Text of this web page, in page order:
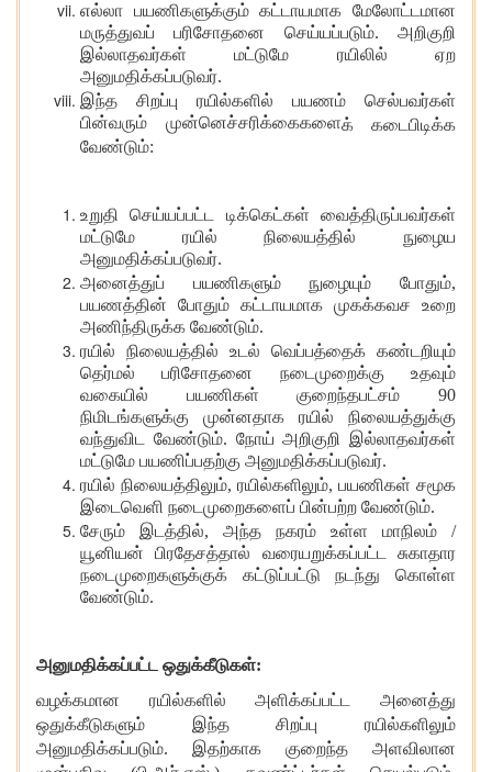
எல்லா பயணிகளுக்கும் கட்டாயமாக மேலோட்டமான
மருத்துவப் பரிசோதனை செய்யப்படும். அறிகுறி
இல்லாதவர்கள் மட்டுமே ரயிலில் ஏற
அனுமதிக்கப்படுவர்.
இந்த சிறப்பு ரயில்களில் பயணம் செல்பவர்கள்
பின்வரும் முன்னெச்சரிக்கைகளைக் கடைபிடிக்க
வேண்டும்:
உறுதி செய்யப்பட்ட டிக்கெட்கள் வைத்திருப்பவர்கள்
மட்டுமே ரயில் நிலையத்தில் நுழைய
அனுமதிக்கப்படுவர்.
அனைத்துப் பயணிகளும் நுழையும் போதும்,
பயணத்தின் போதும் கட்டாயமாக முகக்கவச உறை
அணிந்திருக்க வேண்டும்.
ரயில் நிலையத்தில் உடல் வெப்பத்தைக் கண்டறியும்
தெர்மல் பரிசோதனை நடைமுறைக்கு உதவும்
வகையில் பயணிகள் குறைந்தபட்சம் 90
நிமிடங்களுக்கு முன்னதாக ரயில் நிலையத்துக்கு
வந்துவிட வேண்டும். நோய் அறிகுறி இல்லாதவர்கள்
மட்டுமே பயணிப்பதற்கு அனுமதிக்கப்படுவர்.
ரயில் நிலையத்திலும், ரயில்களிலும், பயணிகள் சமூக
இடைவெளி நடைமுறைகளைப் பின்பற்ற வேண்டும்.
சேரும் இடத்தில், அந்த நகரம் உள்ள மாநிலம் /
யூனியன் பிரதேசத்தால் வரையறுக்கப்பட்ட சுகாதார
நடைமுறைகளுக்குக் கட்டுப்பட்டு நடந்து கொள்ள
வேண்டும்.
அனுமதிக்கப்பட்ட ஒதுக்கீடுகள்:
வழக்கமான ரயில்களில் அளிக்கப்பட்ட அனைத்து
ஒதுக்கீடுகளும் இந்த சிறப்பு ரயில்களிலும்
அனுமதிக்கப்படும். இதற்காக குறைந்த அளவிலான